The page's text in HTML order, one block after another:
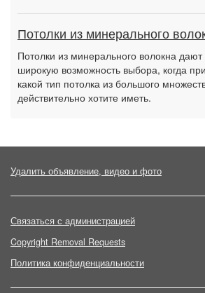
Потолки из минерального
Потолки из минерального волокна
широкую возможность выбора, когда
какой тип потолка из большого
действительно хотите иметь.
Удалить объявление, видео и фото
Связаться с администрацией
Copyright Removal Requests
Политика конфиденциальности